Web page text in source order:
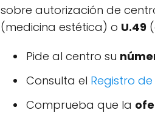
sobre autorización de
(medicina estética) o U.49
Pide al centro su
Consulta el Registro
Comprueba que la